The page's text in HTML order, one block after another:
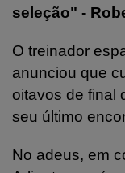
seleção" -
O treinador
anunciou que
oitavos de final
seu último
No adeus, em